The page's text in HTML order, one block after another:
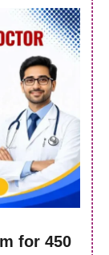
for 450